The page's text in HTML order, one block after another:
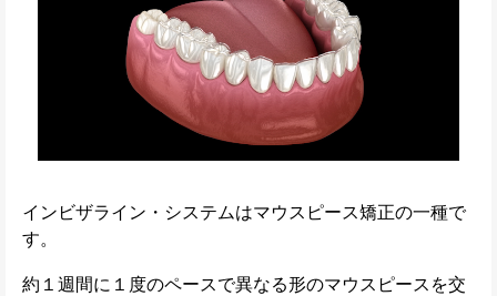
インビザライン・システムはマウスピース矯正の一種で
す。
約１週間に１度のペースで異なる形のマウスピースを交